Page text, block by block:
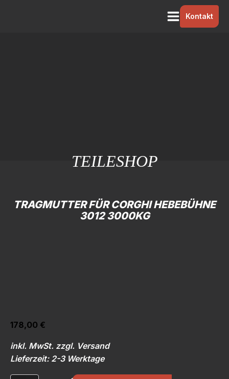
Kontakt
TEILESHOP
TRAGMUTTER FÜR CORGHI HEBEBÜHNE
3012 3000KG
178,00 €
inkl. MwSt. zzgl. Versand
Lieferzeit: 2-3 Werktage